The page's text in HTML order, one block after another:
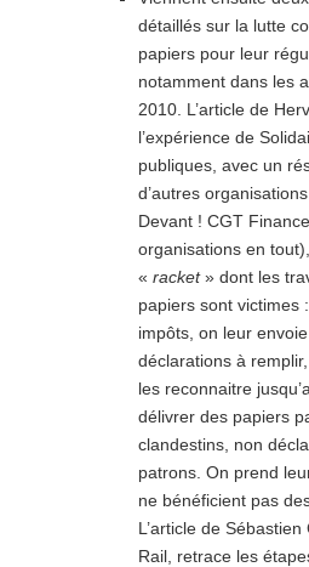
détaillés sur la lutte
papiers pour leur
notamment dans les
2010. L’article de
l’expérience de
publiques, avec un
d’autres
Devant ! CGT
organisations en
« racket» dont les
papiers sont victimes
impôts, on leur
déclarations à
les reconnaitre
délivrer des papiers
clandestins, non
patrons. On prend
ne bénéficient pas
L’article de
Rail, retrace les